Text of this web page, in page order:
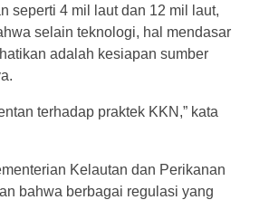
seperti 4 mil laut dan 12 mil laut,
selain teknologi, hal mendasar
adalah kesiapan sumber
terhadap praktek KKN,” kata
Kelautan dan Perikanan
bahwa berbagai regulasi yang